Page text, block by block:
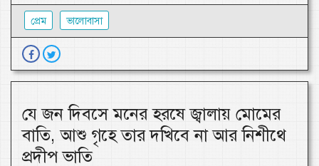
প্রেম ভালোবাসা
যে জন দিবসে মনের হরষে জ্বালায় মোমের
বাতি, আশু গৃহে তার দখিবে না আর নিশীথে
প্রদীপ ভাতি